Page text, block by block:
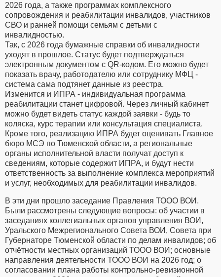
2026 года, а также программах комплексного
сопровождения и реабилитации инвалидов, участников
СВО и ранней помощи семьям с детьми с
инвалидностью.
Так, с 2026 года бумажные справки об инвалидности
уходят в прошлое. Статус будет подтверждаться
электронным документом с QR-кодом. Его можно будет
показать врачу, работодателю или сотруднику МФЦ -
система сама подтянет данные из реестра.
Изменится и ИПРА - индивидуальная программа
реабилитации станет цифровой. Через личный кабинет
можно будет видеть статус каждой заявки - будь то
коляска, курс терапии или консультация специалиста.
Кроме того, реализацию ИПРА будет оценивать Главное
бюро МСЭ по Тюменской области, а региональные
органы исполнительной власти получат доступ к
сведениям, которые содержит ИПРА, и будут нести
ответственность за выполнение комплекса мероприятий
и услуг, необходимых для реабилитации инвалидов.
В эти дни прошло заседание Правления ТООО ВОИ.
Были рассмотрены следующие вопросы: об участии в
заседаниях коллегиальных органов управления ВОИ,
Уральского Межрегионального Совета ВОИ, Совета при
Губернаторе Тюменской области по делам инвалидов; об
отчётности местных организаций ТООО ВОИ; основные
направления деятельности ТООО ВОИ на 2026 год; о
согласовании плана работы контрольно-ревизионной